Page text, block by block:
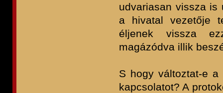
udvariasan vissza is
a hivatal vezetője
éljenek vissza
magázódva illik
S hogy változtat-e
kapcsolatot? A